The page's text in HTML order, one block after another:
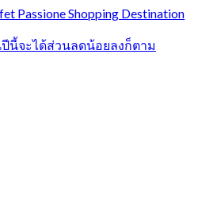
Passione Shopping Destination
นี้จะได้ส่วนลดน้อยลงก็ตาม